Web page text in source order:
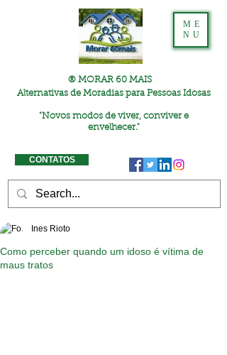
® MORAR 60 MAIS
Alternativas de Moradias para Pessoas Idosas
"Novos modos de viver, conviver e
envelhecer."
ME
NU
CONTATOS
Como perceber quando um idoso é vítima de
maus tratos
Ines Rioto